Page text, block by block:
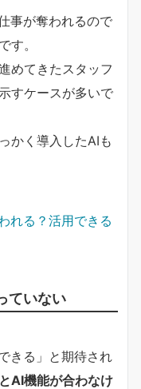
事が奪われるので
す。
めてきたスタッフ
すケースが多いで
かく導入したAIも
れる？活用できる
ていない
きる」と期待され
AI機能が合わなけ